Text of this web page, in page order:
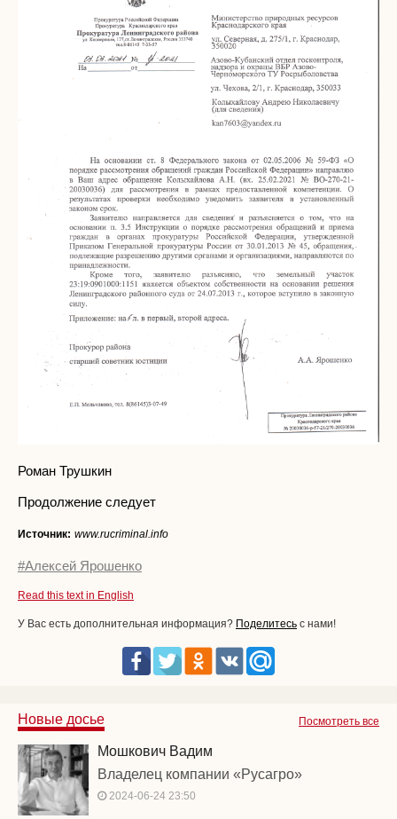
Роман Трушкин
Продолжение следует
Источник: www.rucriminal.info
#Алексей Ярошенко
Read this text in English
У Вас есть дополнительная информация? Поделитесь с нами!
Посмотреть все
Новые досье
Мошкович Вадим
Владелец компании «Русагро»
2024-06-24 23:50